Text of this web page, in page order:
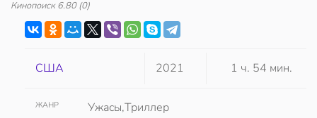
Кинопоиск 6.80(0)
США 2021 1 ч. 54 мин.
ЖАНР Ужасы,Триллер